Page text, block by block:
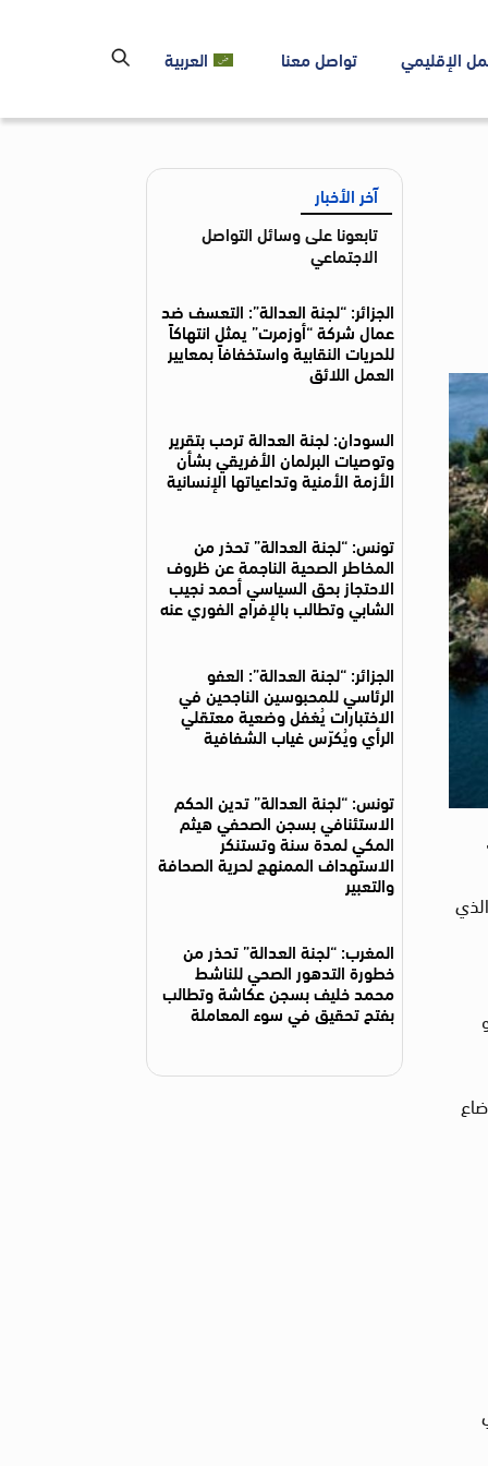
الإقليمي تواصل معنا العربية
آخر الأخبار
تابعونا على وسائل التواصل
الاجتماعي
الجزائر: “لجنة العدالة”: التعسف ضد
عمال شركة “أوزمرت” يمثل انتهاكاً
للحريات النقابية واستخفافاً بمعايير
العمل اللائق
السودان: لجنة العدالة ترحب بتقرير
وتوصيات البرلمان الأفريقي بشأن
الأزمة الأمنية وتداعياتها الإنسانية
تونس: “لجنة العدالة” تحذر من
المخاطر الصحية الناجمة عن ظروف
الاحتجاز بحق السياسي أحمد نجيب
الشابي وتطالب بالإفراج الفوري عنه
الجزائر: “لجنة العدالة”: العفو
الرئاسي للمحبوسين الناجحين في
الاختبارات يُغفل وضعية معتقلي
الرأي ويُكرّس غياب الشفافية
تونس: “لجنة العدالة” تدين الحكم
الاستئنافي بسجن الصحفي هيثم
المكي لمدة سنة وتستنكر
الاستهداف الممنهج لحرية الصحافة
والتعبير
المغرب: “لجنة العدالة” تحذر من
خطورة التدهور الصحي للناشط
محمد خليف بسجن عكاشة وتطالب
بفتح تحقيق في سوء المعاملة